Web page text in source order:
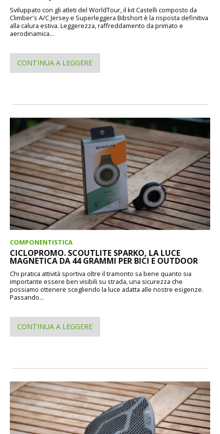
Sviluppato con gli atleti del WorldTour, il kit Castelli composto da
Climber's A/C Jersey e Superleggera Bibshort è la risposta definitiva
alla calura estiva. Leggerezza, raffreddamento da primato e
aerodinamica...
CONTINUA A LEGGERE
COMPONENTISTICA
CICLOPROMO. SCOUTLITE SPARKO, LA LUCE
MAGNETICA DA 44 GRAMMI PER BICI E OUTDOOR
Chi pratica attività sportiva oltre il tramonto sa bene quanto sia
importante essere ben visibili su strada, una sicurezza che
possiamo ottenere scegliendo la luce adatta alle nostre esigenze.
Passando...
CONTINUA A LEGGERE